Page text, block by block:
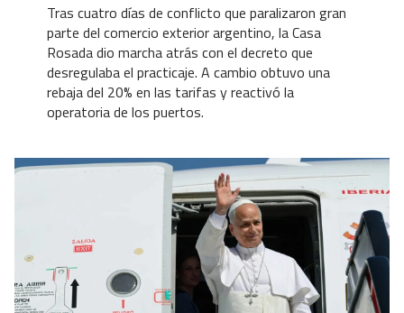
Tras cuatro días de conflicto que paralizaron gran
parte del comercio exterior argentino, la Casa
Rosada dio marcha atrás con el decreto que
desregulaba el practicaje. A cambio obtuvo una
rebaja del 20% en las tarifas y reactivó la
operatoria de los puertos.